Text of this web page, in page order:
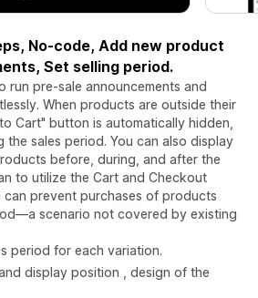
No-code, Add new product
Set selling period.
run pre-sale announcements and
When products are outside their
Cart" button is automatically hidden,
the sales period. You can also display
before, during, and after the
to utilize the Cart and Checkout
can prevent purchases of products
scenario not covered by existing
period for each variation.
display position , design of the